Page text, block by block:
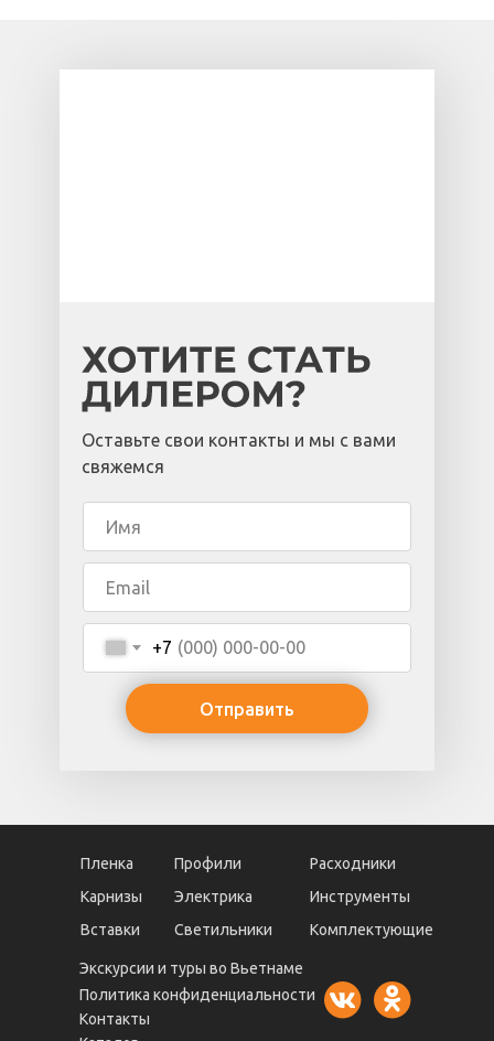
+7
Отправить
Оставьте свои контакты и мы с вами
свяжемся
Пленка Профили
Вставки Комплектующие
Светильники
Карнизы Электрика Инструменты
Политика конфиденциальности
Экскурсии и туры во Вьетнаме
Контакты
Расходники